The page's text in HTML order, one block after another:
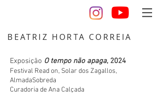
BEATRIZ HORTA CORREIA
Exposição O tempo não apaga, 2024
Festival Read on, Solar dos Zagallos,
AlmadaSobreda
Curadoria de Ana Calçada